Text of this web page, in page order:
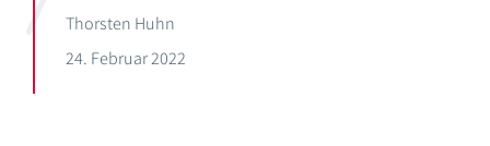
Thorsten Huhn
24. Februar 2022